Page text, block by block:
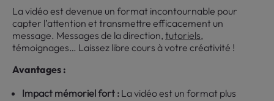
La vidéo est devenue un format incontournable pour
capter l’attention et transmettre efficacement un
message. Messages de la direction,tutoriels,
témoignages… Laissez libre cours à votre créativité !
Avantages :
Impact mémoriel fort : La vidéo est un format plus